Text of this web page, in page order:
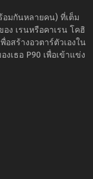
อมกันหลายคน) ที่เต็ม
ง เรนหรือคาเรน โคฮิ
อสร้างอวตาร์ตัวเองใน
เธอ P90 เพื่อเข้าแข่ง